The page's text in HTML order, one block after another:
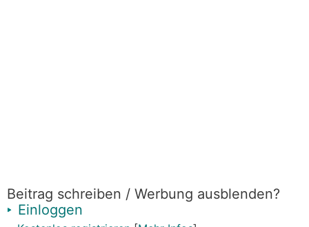
Beitrag schreiben / Werbung ausblenden?
Einloggen